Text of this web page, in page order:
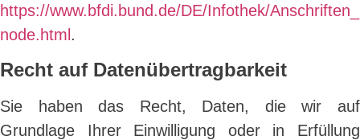
https://www.bfdi.bund.de/DE/Infothek/
node.html .
Recht auf Datenübertragbarkeit
Sie haben das Recht, Daten, die wir auf
Grundlage Ihrer Einwilligung oder in Erfüllung